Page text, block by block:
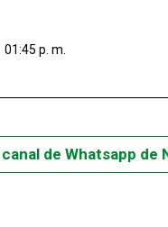
01:45 p. m.
de Whatsapp de